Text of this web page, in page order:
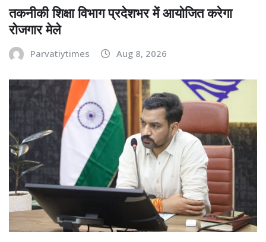
तकनीकी शिक्षा विभाग प्रदेशभर में आयोजित करेगा
रोजगार मेले
Parvatiytimes Aug 8, 2026